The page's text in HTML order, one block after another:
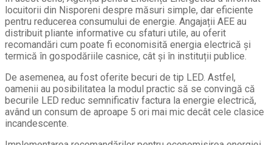
locuitorii din Nisporeni despre măsuri simple, dar eficiente
pentru reducerea consumului de energie. Angajații AEE au
distribuit pliante informative cu sfaturi utile, au oferit
recomandări cum poate fi economisită energia electrică și
termică în gospodăriile casnice, cât și în instituții publice.
De asemenea, au fost oferite becuri de tip LED. Astfel,
oamenii au posibilitatea la modul practic să se convingă că
becurile LED reduc semnificativ factura la energie electrică,
având un consum de aproape 5 ori mai mic decât cele clasice
incandescente.